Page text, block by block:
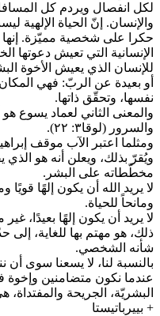
لكل انفصال ويردم كل
والإنسان. إنّ الحياة
حكرا على شخصية مميّزة.
الإنسانية التي تعيش دعوتها
للإنسان الذي يعيش الأخوة
أو بعيدة عن الربّ: فهي
نفسها، وتحقّق ذاتها.
والمعنى الثاني لعماد يسوع
والسرور (لوقا٣: ٢٢).
ومثلما اعتبر الآب موقف
ويُقرّ بذلك، ويعلن أنه هو
مخطّطاته على البشر.
لا يريد الله أن يكون إلهًا قويًا
ومانحاً للحياة.
لا يريد أن يكون إلهًا بعيدًا،
ذلك، هو مهتم بها للغاية، إلى
شأنه الشخصي.
بالنسبة لنا، لا يسعنا سوى
عندما نكون متضامنين وإخوة
البشريّة، الجريحة
+ بييرباتيستا